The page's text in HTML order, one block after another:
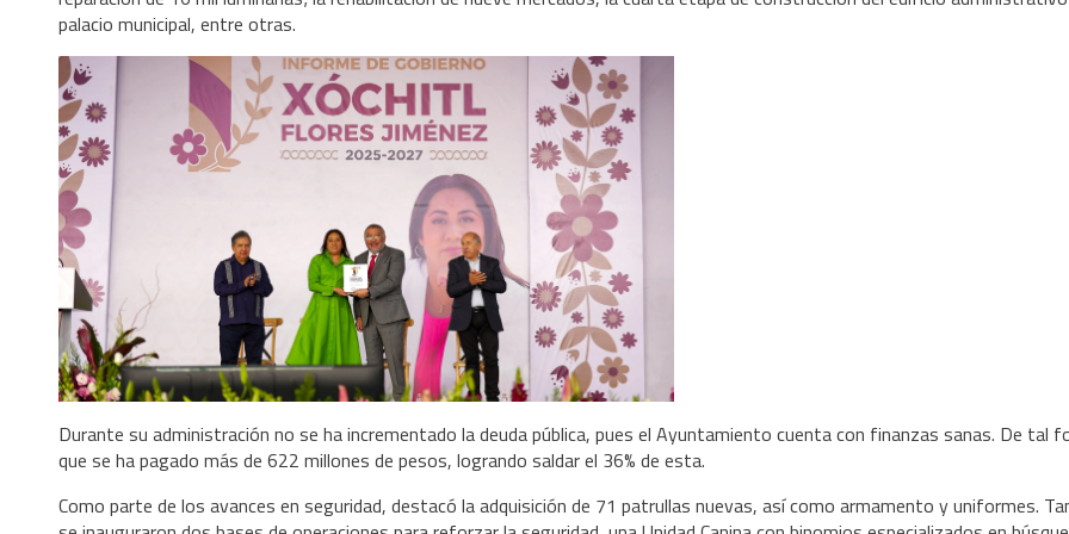
palacio municipal, entre otras.
Durante su administración no se ha incrementado la deuda pública, pues el Ayuntamiento cuenta con finanzas sanas. De tal
que se ha pagado más de 622 millones de pesos, logrando saldar el 36% de esta.
Como parte de los avances en seguridad, destacó la adquisición de 71 patrullas nuevas, así como armamento y uniformes.